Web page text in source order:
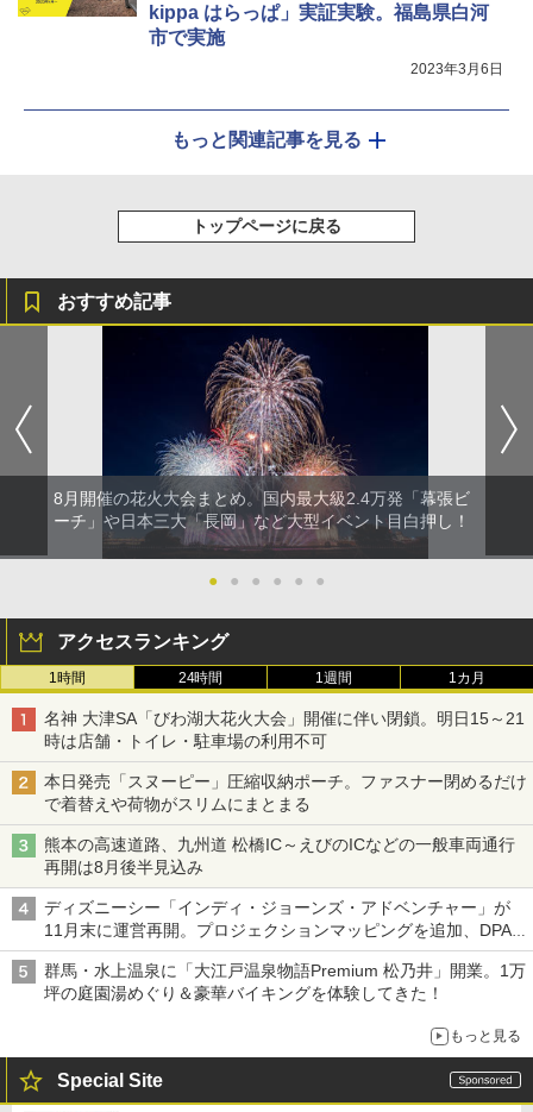
kippa はらっぱ」実証実験。福島県白河
市で実施
2023年3月6日
もっと関連記事を見る
トップページに戻る
おすすめ記事
8月開催の花火大会まとめ。国内最大級2.4万発「幕張ビ
ーチ」や日本三大「長岡」など大型イベント目白押し！
● ● ● ● ● ●
アクセスランキング
1時間 24時間 1週間 1カ月
名神 大津SA「びわ湖大花火大会」開催に伴い閉鎖。明日15～21
時は店舗・トイレ・駐車場の利用不可
本日発売「スヌーピー」圧縮収納ポーチ。ファスナー閉めるだけ
で着替えや荷物がスリムにまとまる
熊本の高速道路、九州道 松橋IC～えびのICなどの一般車両通行
再開は8月後半見込み
ディズニーシー「インディ・ジョーンズ・アドベンチャー」が
11月末に運営再開。プロジェクションマッピングを追加、DPA
は1500円
群馬・水上温泉に「大江戸温泉物語Premium 松乃井」開業。1万
坪の庭園湯めぐり＆豪華バイキングを体験してきた！
もっと見る
Special Site